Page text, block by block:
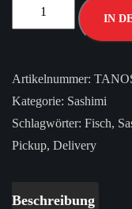
IN
Artikelnummer:
Kategorie: Sashimi
Schlagwörter: Fisch,
Pickup, Delivery
Beschreibung